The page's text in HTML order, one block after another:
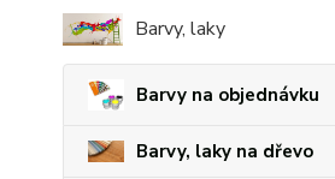
Barvy, laky
Barvy na objednávku
Barvy, laky na dřevo